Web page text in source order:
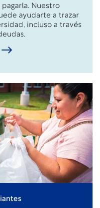
Nuestro
ayudarte a trazar
incluso a través